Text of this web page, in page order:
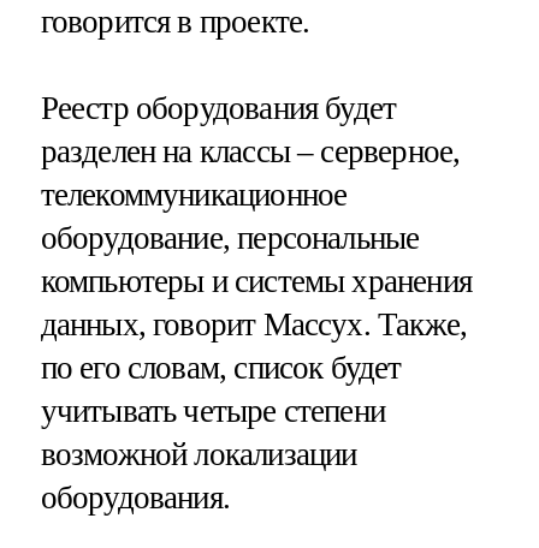
говорится в проекте.
Реестр оборудования будет
разделен на классы – серверное,
телекоммуникационное
оборудование, персональные
компьютеры и системы хранения
данных, говорит Массух. Также,
по его словам, список будет
учитывать четыре степени
возможной локализации
оборудования.